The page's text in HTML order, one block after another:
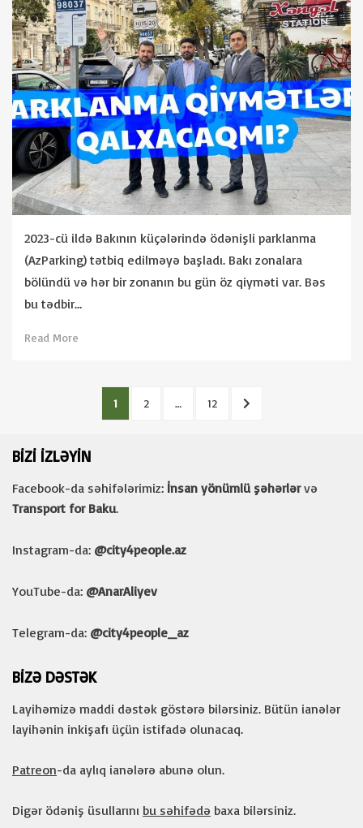
2023-cü ildə Bakının küçələrində ödənişli parklanma
(AzParking) tətbiq edilməyə başladı. Bakı zonalara
bölündü və hər bir zonanın bu gün öz qiyməti var. Bəs
bu tədbir…
Read More
pagination
PAGE
1 PAGE
2 … PAGE
12
NEXT
BIZI IZLƏYIN
Facebook-da səhifələrimiz: İnsan yönümlü şəhərlərvə
Transport for Baku.
Instagram-da: @city4people.az
YouTube-da: @AnarAliyev
Telegram-da: @city4people_az
BIZƏ DƏSTƏK
Layihəmizə maddi dəstək göstərə bilərsiniz. Bütün ianələr
layihənin inkişafı üçün istifadə olunacaq.
Patreon-da aylıq ianələrə abunə olun.
Digər ödəniş üsullarını bu səhifədə baxa bilərsiniz.